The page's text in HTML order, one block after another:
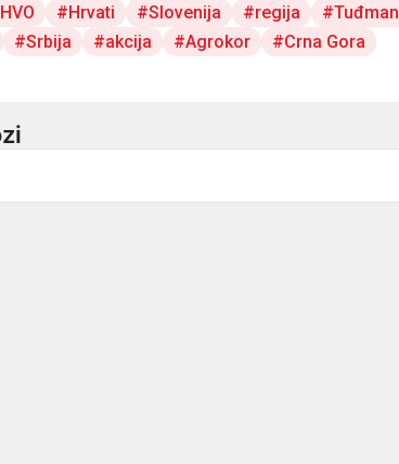
HVO Hrvati Slovenija regija Tuđman
Srbija akcija Agrokor Crna Gora